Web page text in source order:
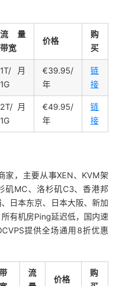
流量
带宽
价格
购
买
1T/月
1G
€39.95/
年
链
接
2T/月
1G
€49.95/
年
链
接
家，主要从事XEN、KVM架
矶MC、洛杉矶C3、香港邦
日本东京、日本大阪、新加
有机房Ping延迟低，国内速
提供全场通用8折优惠
流
价格
购